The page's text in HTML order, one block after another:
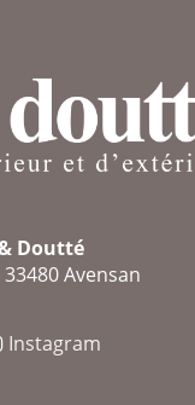
Doutté
Avensan
Instagram